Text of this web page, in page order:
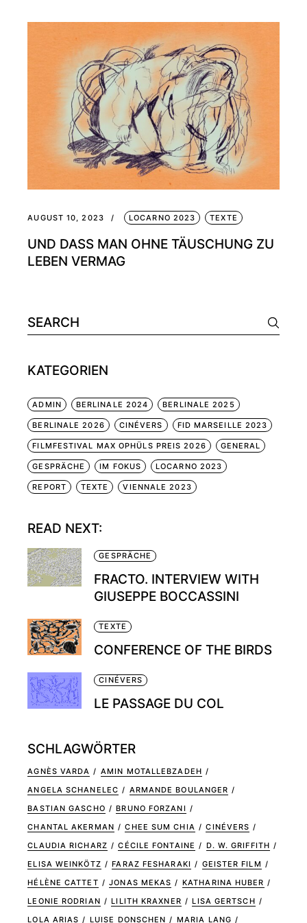
AUGUST 10, 2023 LOCARNO 2023 TEXTE
UND DASS MAN OHNE TÄUSCHUNG ZU
LEBEN VERMAG
Search
for:
KATEGORIEN
ADMIN BERLINALE 2024 BERLINALE 2025
BERLINALE 2026 CINÉVERS FID MARSEILLE 2023
FILMFESTIVAL MAX OPHÜLS PREIS 2026 GENERAL
GESPRÄCHE IM FOKUS LOCARNO 2023
REPORT TEXTE VIENNALE 2023
READ NEXT:
GESPRÄCHE
FRACTO. INTERVIEW WITH
GIUSEPPE BOCCASSINI
TEXTE
CONFERENCE OF THE BIRDS
CINÉVERS
LE PASSAGE DU COL
SCHLAGWÖRTER
AGNÈS VARDA
AMIN MOTALLEBZADEH
ANGELA SCHANELEC
ARMANDE BOULANGER
BASTIAN GASCHO
BRUNO FORZANI
CHANTAL AKERMAN
CHEE SUM CHIA
CINÉVERS
CLAUDIA RICHARZ
CÉCILE FONTAINE
D. W. GRIFFITH
ELISA WEINKÖTZ
FARAZ FESHARAKI
GEISTER FILM
HÉLÈNE CATTET
JONAS MEKAS
KATHARINA HUBER
LEONIE RODRIAN
LILITH KRAXNER
LISA GERTSCH
LOLA ARIAS
LUISE DONSCHEN MARIA LANG